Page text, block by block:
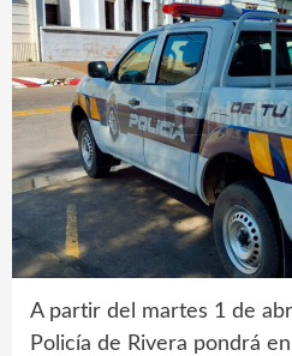
A partir del martes 1 de
Policía de Rivera pondrá